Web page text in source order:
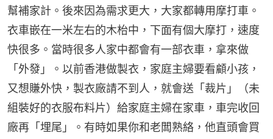
幫補家計。後來因為需求更大，大家都轉用摩打車。
衣車嵌在一米左右的木枱中，下面有個大摩打，速度
快很多。當時很多人家中都會有一部衣車，拿來做
「外發」。以前香港做製衣，家庭主婦要看顧小孩，
又想賺外快，製衣廠請不到人，就會送「裁片」（未
組裝好的衣服布料片）給家庭主婦在家車，車完收回
廠再「埋尾」。有時如果你和老闆熟絡，他直頭會買